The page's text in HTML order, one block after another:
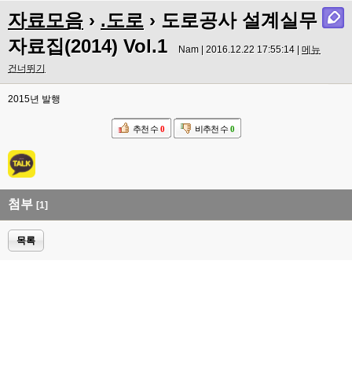
자료모음 › .도로 › 도로공사 설계실무
자료집(2014) Vol.1
Nam | 2016.12.22 17:55:14 | 메뉴
건너뛰기
2015년 발행
추천 수 0 비추천 수 0
첨부 [1]
목록